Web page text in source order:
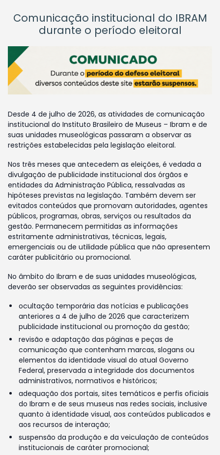
Comunicação institucional do IBRAM
durante o período eleitoral
Desde 4 de julho de 2026, as atividades de comunicação
institucional do Instituto Brasileiro de Museus – Ibram e de
suas unidades museológicas passaram a observar as
restrições estabelecidas pela legislação eleitoral.
Nos três meses que antecedem as eleições, é vedada a
divulgação de publicidade institucional dos órgãos e
entidades da Administração Pública, ressalvadas as
hipóteses previstas na legislação. Também devem ser
evitados conteúdos que promovam autoridades, agentes
públicos, programas, obras, serviços ou resultados da
gestão. Permanecem permitidas as informações
estritamente administrativas, técnicas, legais,
emergenciais ou de utilidade pública que não apresentem
caráter publicitário ou promocional.
No âmbito do Ibram e de suas unidades museológicas,
deverão ser observadas as seguintes providências:
ocultação temporária das notícias e publicações
anteriores a 4 de julho de 2026 que caracterizem
publicidade institucional ou promoção da gestão;
revisão e adaptação das páginas e peças de
comunicação que contenham marcas, slogans ou
elementos da identidade visual do atual Governo
Federal, preservada a integridade dos documentos
administrativos, normativos e históricos;
adequação dos portais, sites temáticos e perfis oficiais
do Ibram e de seus museus nas redes sociais, inclusive
quanto à identidade visual, aos conteúdos publicados e
aos recursos de interação;
suspensão da produção e da veiculação de conteúdos
institucionais de caráter promocional;